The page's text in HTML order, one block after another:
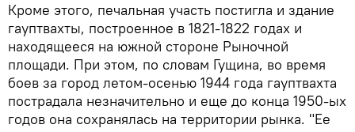
Кроме этого, печальная участь постигла и здание
гауптвахты, построенное в 1821-1822 годах и
находящееся на южной стороне Рыночной
площади. При этом, по словам Гущина, во время
боев за город летом-осенью 1944 года гауптвахта
пострадала незначительно и еще до конца 1950-ых
годов она сохранялась на территории рынка. "Ее